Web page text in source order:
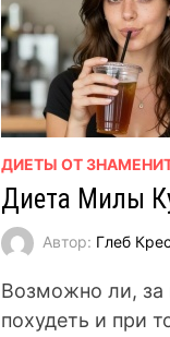
ДИЕТЫ ОТ
Диета Милы
Автор: Глеб
Возможно ли, за
похудеть и при